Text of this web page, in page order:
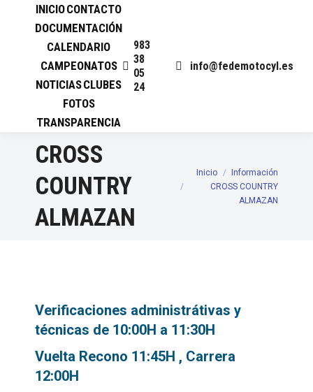
INICIOCONTACTO
DOCUMENTACIÓN
CALENDARIO
CAMPEONATOS
NOTICIASCLUBES
FOTOS
TRANSPARENCIA
983
38
05
24
info@fedemotocyl.es
CROSS
COUNTRY
ALMAZAN
Estás aquí:
Inicio
Información
CROSS COUNTRY
ALMAZAN
Verificaciones administrátivas y
técnicas de 10:00H a 11:30H
Vuelta Recono 11:45H , Carrera
12:00H